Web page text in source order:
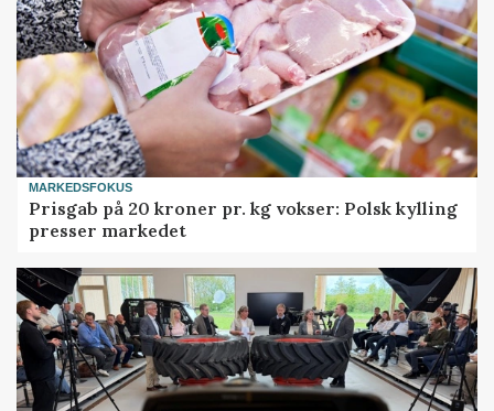
MARKEDSFOKUS
Prisgab på 20 kroner pr. kg vokser: Polsk kylling
presser markedet